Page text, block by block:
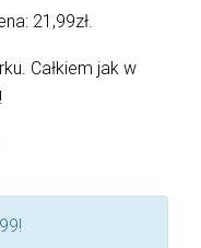
wynosi:
21,99zł.
21,99zł.
Całkiem jak w